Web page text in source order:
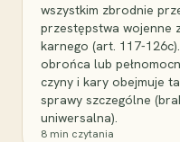
wszystkim zbrodnie
przestępstwa wojenne
karnego (art. 117-
obrońca lub
czyny i kary obejmuje
sprawy szczególne
uniwersalna).
8 min czytania